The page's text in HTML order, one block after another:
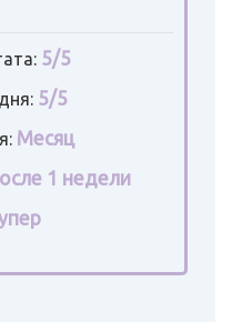
5/5
5/5
Месяц
1 недели